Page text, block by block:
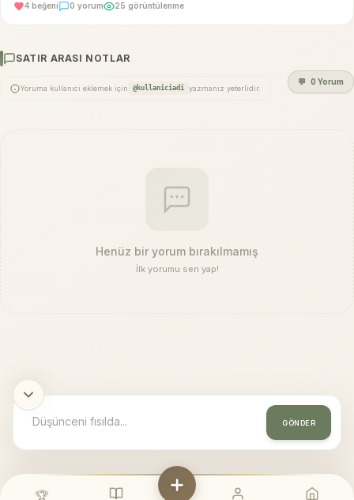
4 beğeni 0 yorum 25 görüntülenme
SATIR ARASI NOTLAR
Yoruma kullanıcı eklemek için @kullaniciadi yazmanız yeterlidir.
💬 0 Yorum
Henüz bir yorum bırakılmamış
İlk yorumu sen yap!
GÖNDER
🏆